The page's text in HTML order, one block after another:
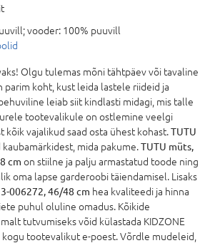
vooder: 100% puuvill
Olgu tulemas mõni tähtpäev või tavaline
parim koht, kust leida lastele riideid ja
leiab siit kindlasti midagi, mis talle
tootevalikule on ostlemine veelgi
kõik vajalikud saad osta ühest kohast.TUTU
mida pakume.TUTU müts,
cm on stiilne ja palju armastatud toode ning
oma lapse garderoobi täiendamisel. Lisaks
006272, 46/48 cm hea kvaliteedi ja hinna
puhul oluline omadus. Kõikide
tutvumiseks võid külastada KIDZONE
kogu tootevalikut e-poest. Võrdle mudeleid,